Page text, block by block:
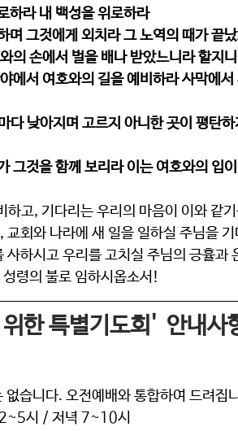
하라 내 백성을 위로하라
며 그것에게 외치라 그 노역의 때가 끝
의 손에서 벌을 배나 받았느니라 할지
에서 여호와의 길을 예비하라 사막에
다 낮아지며 고르지 아니한 곳이 평탄
그것을 함께 보리라 이는 여호와의 입
고, 기다리는 우리의 마음이 이와 같
회와 나라에 새 일을 일하실 주님을
하시고 우리를 고치실 주님의 긍휼과
령의 불로 임하시옵소서!
한 특별기도회'  안내사
없습니다. 오전예배와 통합하여 드려집
시 / 저녁 7~10시